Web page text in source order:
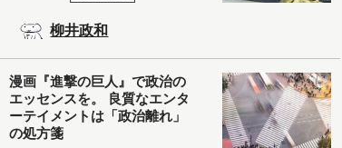
柳井政和
漫画『進撃の巨人』で政治の
エッセンスを。 良質なエンタ
ーテイメントは「政治離れ」
の処方箋